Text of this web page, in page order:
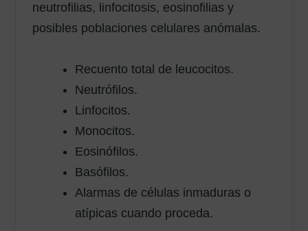
neutrofilias, linfocitosis, eosinofilias y
posibles poblaciones celulares anómalas.
Recuento total de leucocitos.
Neutrófilos.
Linfocitos.
Monocitos.
Eosinófilos.
Basófilos.
Alarmas de células inmaduras o
atípicas cuando proceda.